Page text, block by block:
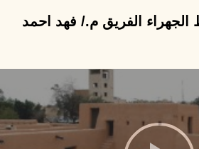
الفريق م./ فهد احمد